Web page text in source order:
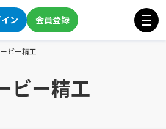
ン 会員登録
ビー精工
ビー精工